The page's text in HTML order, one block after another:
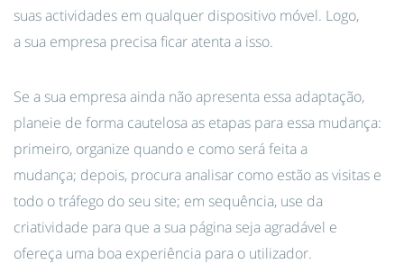
suas actividades em qualquer dispositivo móvel. Logo,
a sua empresa precisa ficar atenta a isso.
Se a sua empresa ainda não apresenta essa adaptação,
planeie de forma cautelosa as etapas para essa mudança:
primeiro, organize quando e como será feita a
mudança; depois, procura analisar como estão as visitas e
todo o tráfego do seu site; em sequência, use da
criatividade para que a sua página seja agradável e
ofereça uma boa experiência para o utilizador.